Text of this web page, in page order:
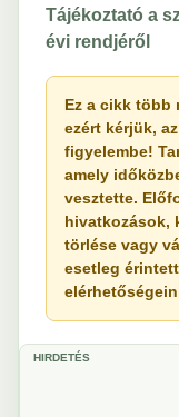
Tájékoztató a
évi rendjéről
Ez a cikk több
ezért kérjük,
figyelembe!
amely
vesztette.
hivatkozások,
törlése vagy
esetleg
HIRDETÉS